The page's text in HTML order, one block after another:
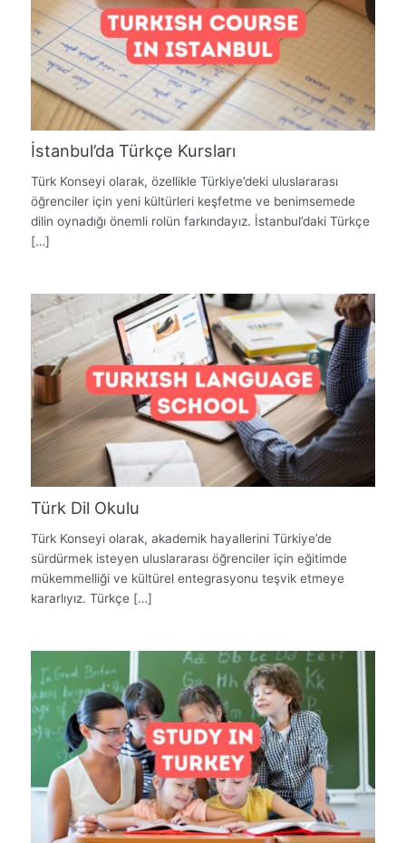
İstanbul’da Türkçe Kursları
Türk Konseyi olarak, özellikle Türkiye’deki uluslararası
öğrenciler için yeni kültürleri keşfetme ve benimsemede
dilin oynadığı önemli rolün farkındayız. İstanbul’daki Türkçe
[…]
Türk Dil Okulu
Türk Konseyi olarak, akademik hayallerini Türkiye’de
sürdürmek isteyen uluslararası öğrenciler için eğitimde
mükemmelliği ve kültürel entegrasyonu teşvik etmeye
kararlıyız. Türkçe […]